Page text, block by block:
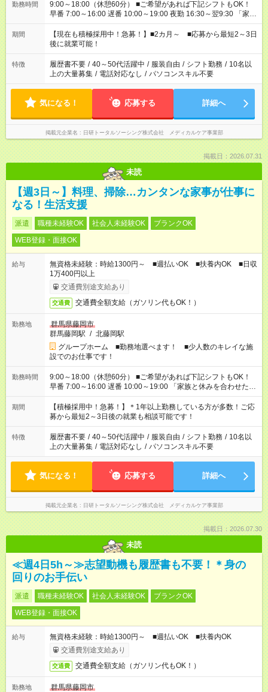
勤務時間
9:00～18:00（休憩60分） ■ご希望があれば下記シフトもOK！
早番 7:00～16:00 遅番 10:00～19:00 夜勤 16:30～翌9:30 「家族
と休みを合わせたい」 「余裕を持って夕飯の準備がしたい」
「できれば残業はしたくない」 など、ご希望を教えてください
ね。 ※Wワーク希望の方へ 今ご覧のお仕事で希望する勤務時間
と、もう1つのお仕事の勤務時間。 合計で週40時間を超える場
合は応募できません。
期間
【現在も積極採用中！急募！】■2カ月～ ■応募から最短2～3日
後に就業可能！
特徴 履歴書不要 / 40～50代活躍中 / 服装自由 / シフト勤務 / 10名以
上の大量募集 / 電話対応なし / パソコンスキル不要
気になる！ 応募する 詳細へ
掲載元企業名 日研トータルソーシング株式会社 メディカルケア事業部
掲載日：2026.07.31
未読
【週3日～】料理、掃除…カンタンな家事が仕事に
なる！生活支援
派遣 職種未経験OK 社会人未経験OK
ブランクOK
WEB登録・面接OK
給与
無資格未経験：時給1300円～ ■週払いOK ■扶養内OK ■日収
1万400円以上
交通費別途支給あり
交通費 交通費全額支給（ガソリン代もOK！）
勤務地
群馬県藤岡市
群馬藤岡駅 / 北藤岡駅
グループホーム ■勤務地選べます！ ■少人数のキレイな施
設でのお仕事です！
勤務時間
9:00～18:00（休憩60分） ■ご希望があれば下記シフトもOK！
早番 7:00～16:00 遅番 10:00～19:00 「家族と休みを合わせた
い」 「余裕を持って夕飯の準備がしたい」 「できれば残業はし
たくない」 など、ご希望を教えてくださいね。 ※Wワーク希望
の方へ 今ご覧のお仕事で希望する勤務時間と、もう1つのお仕事
の勤務時間。 合計で週40時間を超える場合は応募できません。
期間
【積極採用中！急募！】＊1年以上勤務している方が多数！ご応
募から最短2～3日後の就業も相談可能です！
特徴 履歴書不要 / 40～50代活躍中 / 服装自由 / シフト勤務 / 10名以
上の大量募集 / 電話対応なし / パソコンスキル不要
気になる！ 応募する 詳細へ
掲載元企業名 日研トータルソーシング株式会社 メディカルケア事業部
掲載日：2026.07.30
未読
≪週4日5h～≫志望動機も履歴書も不要！＊身の
回りのお手伝い
派遣 職種未経験OK 社会人未経験OK
ブランクOK
WEB登録・面接OK
給与
無資格未経験：時給1300円～ ■週払いOK ■扶養内OK
交通費別途支給あり
交通費 交通費全額支給（ガソリン代もOK！）
勤務地
群馬県藤岡市